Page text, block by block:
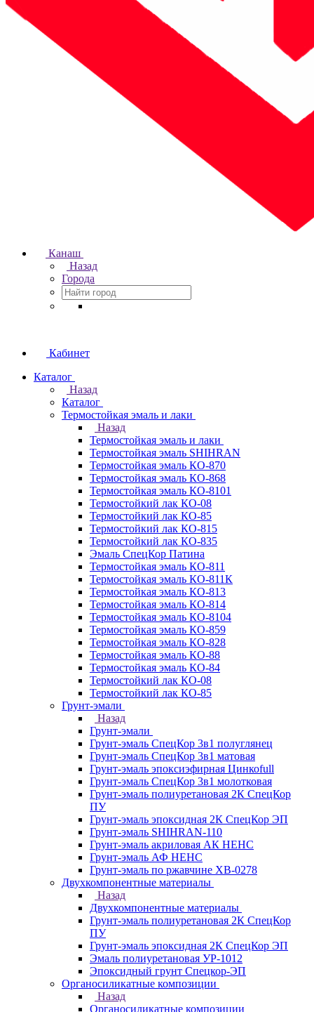
Канаш
Назад
Города
Кабинет
Каталог
Назад
Каталог
Термостойкая эмаль и лаки
Назад
Термостойкая эмаль и лаки
Термостойкая эмаль SHIHRAN
Термостойкая эмаль КО-870
Термостойкая эмаль КО-868
Термостойкая эмаль КО-8101
Термостойкий лак КО-08
Термостойкий лак КО-85
Термостойкий лак КО-815
Термостойкий лак КО-835
Эмаль СпецКор Патина
Термостойкая эмаль КО-811
Термостойкая эмаль КО-811К
Термостойкая эмаль КО-813
Термостойкая эмаль КО-814
Термостойкая эмаль КО-8104
Термостойкая эмаль КО-859
Термостойкая эмаль КО-828
Термостойкая эмаль КО-88
Термостойкая эмаль КО-84
Термостойкий лак КО-08
Термостойкий лак КО-85
Грунт-эмали
Назад
Грунт-эмали
Грунт-эмаль СпецКор 3в1 полуглянец
Грунт-эмаль СпецКор 3в1 матовая
Грунт-эмаль эпоксиэфирная Цинкоfull
Грунт-эмаль СпецКор 3в1 молотковая
Грунт-эмаль полиуретановая 2К СпецКор
ПУ
Грунт-эмаль эпоксидная 2К СпецКор ЭП
Грунт-эмаль SHIHRAN-110
Грунт-эмаль акриловая АК НЕНС
Грунт-эмаль АФ НЕНС
Грунт-эмаль по ржавчине ХВ-0278
Двухкомпонентные материалы
Назад
Двухкомпонентные материалы
Грунт-эмаль полиуретановая 2К СпецКор
ПУ
Грунт-эмаль эпоксидная 2К СпецКор ЭП
Эмаль полиуретановая УР-1012
Эпоксидный грунт Спецкор-ЭП
Органосиликатные композиции
Назад
Органосиликатные композиции